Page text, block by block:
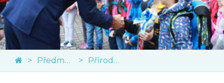
Předměty Přírodní vědy